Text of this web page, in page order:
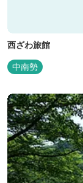
西ざわ旅館
中南勢